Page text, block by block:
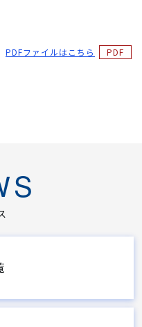
PDFファイルはこちら